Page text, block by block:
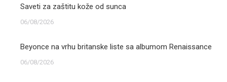
Saveti za zaštitu kože od sunca
06/08/2026
Beyonce na vrhu britanske liste sa albumom Renaissance
06/08/2026